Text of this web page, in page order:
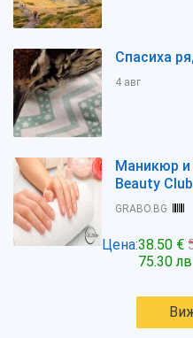
Спасиха
4 авг
Маникюр и
Beauty Club
GRABO.BG
Цена:38.50 €
75.30 лв